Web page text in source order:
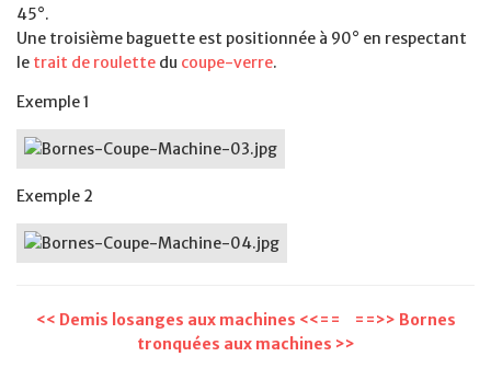
45°.
Une troisième baguette est positionnée à 90° en respectant
le trait de roulette du coupe-verre.
Exemple 1
Exemple 2
<< Demis losanges aux machines <<==
==>> Bornes
tronquées aux machines >>